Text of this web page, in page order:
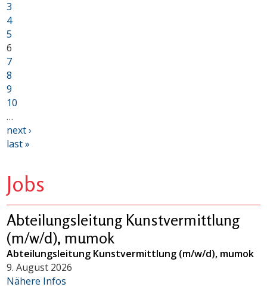
3
4
5
6
7
8
9
10
…
next ›
last »
Jobs
Abteilungsleitung Kunstvermittlung
(m/w/d), mumok
Abteilungsleitung Kunstvermittlung (m/w/d), mumok
9. August 2026
Nähere Infos